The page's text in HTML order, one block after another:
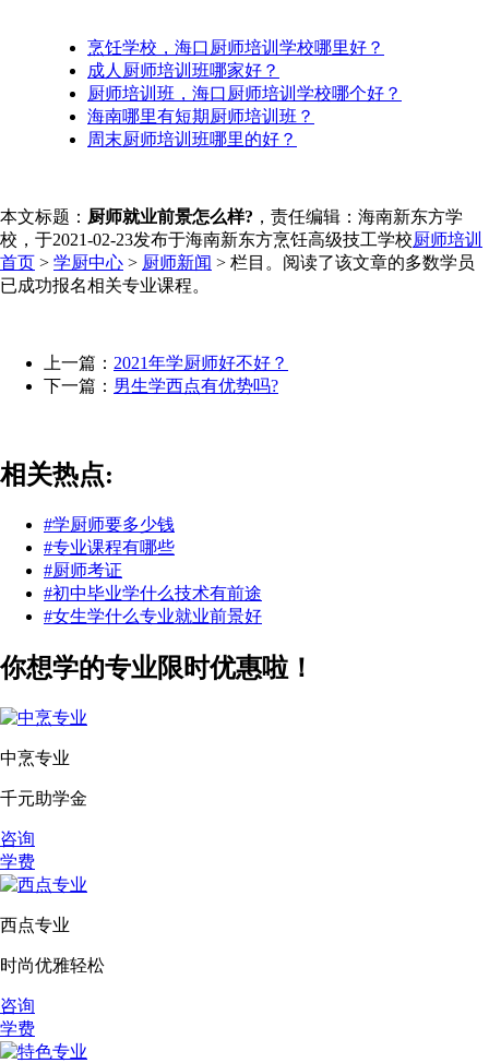
烹饪学校，海口厨师培训学校哪里好？
成人厨师培训班哪家好？
厨师培训班，海口厨师培训学校哪个好？
海南哪里有短期厨师培训班？
周末厨师培训班哪里的好？
本文标题： 厨师就业前景怎么样? ，责任编辑：海南新东方学
校，于2021-02-23发布于海南新东方烹饪高级技工学校厨师培训
首页 > 学厨中心 > 厨师新闻 > 栏目。阅读了该文章的多数学员
已成功报名相关专业课程。
上一篇： 2021年学厨师好不好？
下一篇： 男生学西点有优势吗?
相关热点:
#学厨师要多少钱
#专业课程有哪些
#厨师考证
#初中毕业学什么技术有前途
#女生学什么专业就业前景好
你想学的专业限时优惠啦！
中烹专业
千元助学金
咨询
学费
西点专业
时尚优雅轻松
咨询
学费